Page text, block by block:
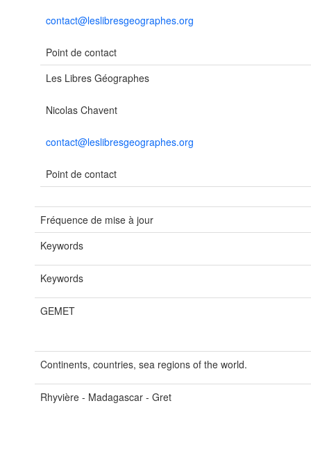
contact@leslibresgeographes.org
Point de contact
Les Libres Géographes
Nicolas Chavent
contact@leslibresgeographes.org
Point de contact
Fréquence de mise à jour
Keywords
Keywords
GEMET
Continents, countries, sea regions of the world.
Rhyvière - Madagascar - Gret